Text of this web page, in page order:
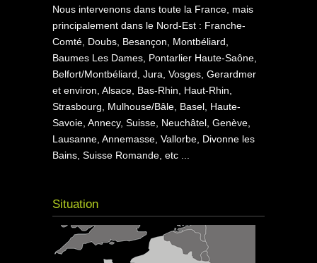
Nous intervenons dans toute la France, mais
principalement dans le Nord-Est : Franche-
Comté, Doubs, Besançon, Montbéliard,
Baumes Les Dames, Pontarlier Haute-Saône,
Belfort/Montbéliard, Jura, Vosges, Gerardmer
et environ, Alsace, Bas-Rhin, Haut-Rhin,
Strasbourg, Mulhouse/Bâle, Basel, Haute-
Savoie, Annecy, Suisse, Neuchâtel, Genève,
Lausanne, Annemasse, Vallorbe, Divonne les
Bains, Suisse Romande, etc ...
Situation